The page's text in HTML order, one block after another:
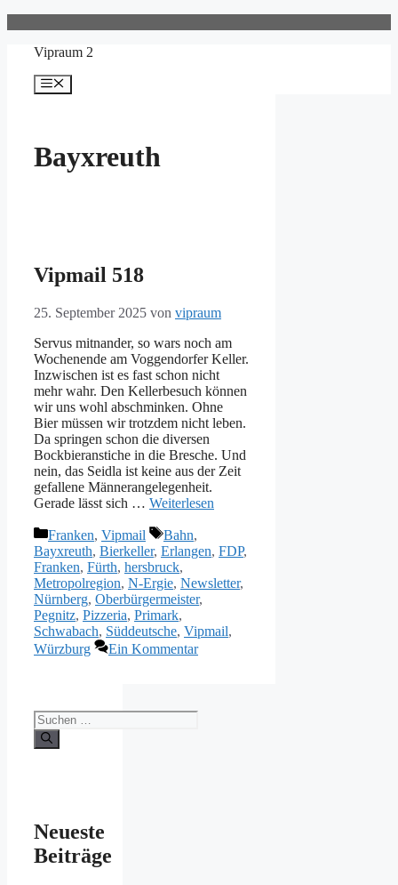
springenVipraum 2
Menü
Bayxreuth
Vipmail 518
25. September 2025 von vipraum
Servus mitnander, so wars noch am
Wochenende am Voggendorfer Keller.
Inzwischen ist es fast schon nicht
mehr wahr. Den Kellerbesuch können
wir uns wohl abschminken. Ohne
Bier müssen wir trotzdem nicht leben.
Da springen schon die diversen
Bockbieranstiche in die Bresche. Und
nein, das Seidla ist keine aus der Zeit
gefallene Männerangelegenheit.
Gerade lässt sich … Weiterlesen
Kategorien
Franken, Vipmail Schlagwörter
Bahn,
Bayxreuth, Bierkeller, Erlangen, FDP,
Franken, Fürth, hersbruck,
Metropolregion, N-Ergie, Newsletter,
Nürnberg, Oberbürgermeister,
Pegnitz, Pizzeria, Primark,
Schwabach, Süddeutsche, Vipmail,
Würzburg
Ein Kommentar
Suche
nach:
Neueste
Beiträge